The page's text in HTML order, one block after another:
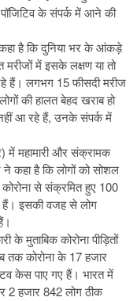
के संपर्क में आने की
है कि दुनिया भर के आंकड़े
में इसके लक्षण या तो
हैं। लगभग 15 फीसदी मरीज
की हालत बेहद खराब हो
आ रहे हैं, उनके संपर्क में
में महामारी और संक्रामक
कहा है कि लोगों को सोशल
से संक्रमित हुए 100
इसकी वजह से लोग
के मुताबिक कोरोना पीड़ितों
तक कोरोना के 17 हजार
केस पाए गए हैं। भारत में
2 हजार 842 लोग ठीक